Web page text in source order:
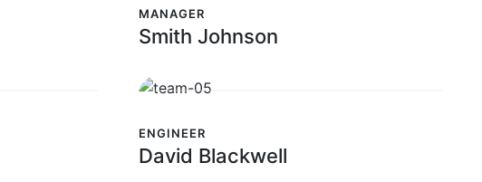
MANAGER
Smith Johnson
ENGINEER
David Blackwell